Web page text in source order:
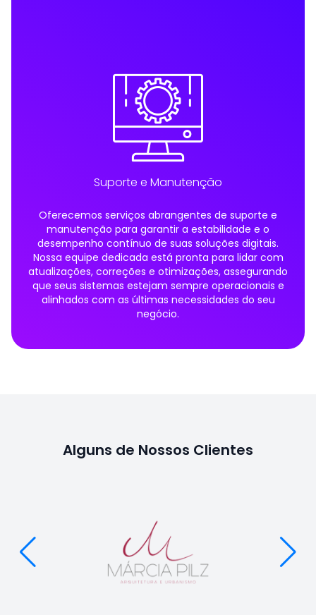
Suporte e Manutenção
Oferecemos serviços abrangentes de suporte e
manutenção para garantir a estabilidade e o
desempenho contínuo de suas soluções digitais.
Nossa equipe dedicada está pronta para lidar com
atualizações, correções e otimizações, assegurando
que seus sistemas estejam sempre operacionais e
alinhados com as últimas necessidades do seu
negócio.
Alguns de Nossos Clientes